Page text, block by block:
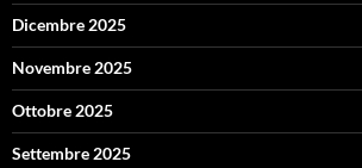
Dicembre 2025
Novembre 2025
Ottobre 2025
Settembre 2025